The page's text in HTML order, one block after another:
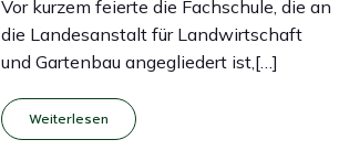
Vor kurzem feierte die Fachschule, die an
die Landesanstalt für Landwirtschaft
und Gartenbau angegliedert ist,[…]
Weiterlesen